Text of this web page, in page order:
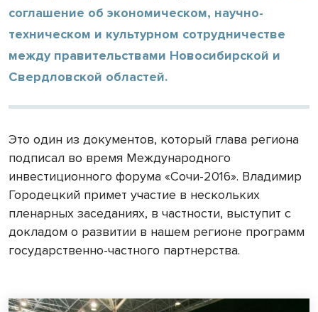
соглашение об экономическом, научно-
техническом и культурном сотрудничестве
между правительствами Новосибирской и
Свердловской областей.
Это один из документов, который глава региона
подписал во время Международного
инвестиционного форума «Сочи-2016». Владимир
Городецкий примет участие в нескольких
пленарных заседаниях, в частности, выступит с
докладом о развитии в нашем регионе программ
государственно-частного партнерства.